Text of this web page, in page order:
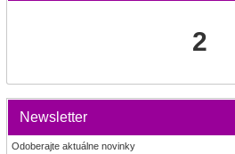
2
Newsletter
Odoberajte aktuálne novinky